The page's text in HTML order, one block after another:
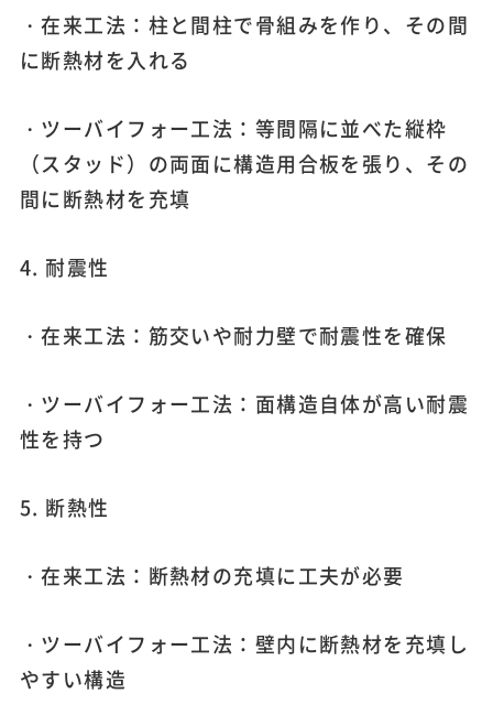
・在来工法：柱と間柱で骨組みを作り、その間
に断熱材を入れる
・ツーバイフォー工法：等間隔に並べた縦枠
（スタッド）の両面に構造用合板を張り、その
間に断熱材を充填
4. 耐震性
・在来工法：筋交いや耐力壁で耐震性を確保
・ツーバイフォー工法：面構造自体が高い耐震
性を持つ
5. 断熱性
・在来工法：断熱材の充填に工夫が必要
・ツーバイフォー工法：壁内に断熱材を充填し
やすい構造